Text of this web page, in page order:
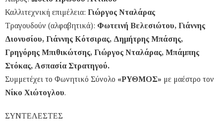
Καλλιτεχνική επιμέλεια: Γιώργος Νταλάρας
Τραγουδούν (αλφαβητικά): Φωτεινή Βελεσιώτου, Γιάννης
Διονυσίου, Γιάννης Κότσιρας, Δημήτρης Μπάσης,
Γρηγόρης Μπιθικώτσης, Γιώργος Νταλάρας, Μπάμπης
Στόκας, Ασπασία Στρατηγού.
Συμμετέχει το Φωνητικό Σύνολο «ΡΥΘΜΟΣ» με μαέστρο τον
Νίκο Χιώτογλου.
ΣΥΝΤΕΛΕΣΤΕΣ